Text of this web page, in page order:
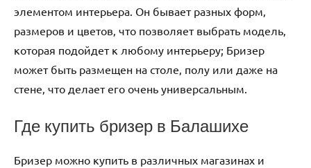
элементом интерьера. Он бывает разных форм‚
размеров и цветов‚ что позволяет выбрать модель‚
которая подойдет к любому интерьеру; Бризер
может быть размещен на столе‚ полу или даже на
стене‚ что делает его очень универсальным.
Где купить бризер в Балашихе
Бризер можно купить в различных магазинах и